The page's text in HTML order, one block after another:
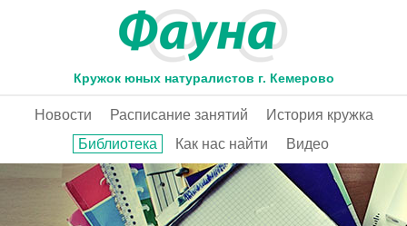
Кружок юных натуралистов г. Кемерово
Новости Расписание занятий
История кружка
Библиотека
Как нас найти Видео